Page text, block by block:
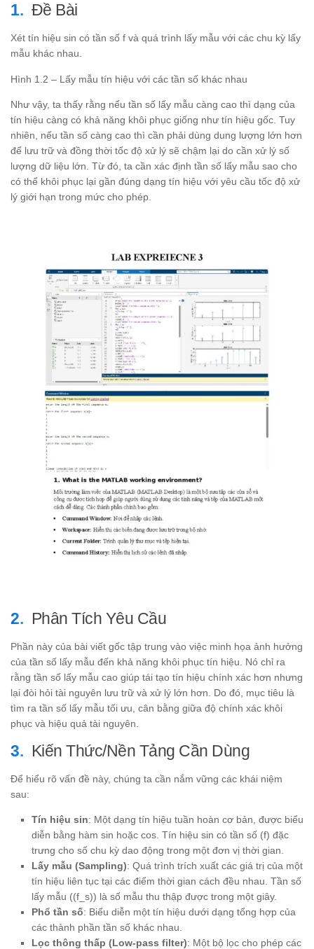
Đề Bài
Xét tín hiệu sin có tần số f và quá trình lấy mẫu với các chu kỳ lấy
mẫu khác nhau.
Hình 1.2 – Lấy mẫu tín hiệu với các tần số khác nhau
Như vậy, ta thấy rằng nếu tần số lấy mẫu càng cao thì dạng của
tín hiệu càng có khả năng khôi phục giống như tín hiệu gốc. Tuy
nhiên, nếu tần số càng cao thì cần phải dùng dung lượng lớn hơn
để lưu trữ và đồng thời tốc độ xử lý sẽ chậm lại do cần xử lý số
lượng dữ liệu lớn. Từ đó, ta cần xác định tần số lấy mẫu sao cho
có thể khôi phục lại gần đúng dạng tín hiệu với yêu cầu tốc độ xử
lý giới hạn trong mức cho phép.
Phân Tích Yêu Cầu
Phần này của bài viết gốc tập trung vào việc minh họa ảnh hưởng
của tần số lấy mẫu đến khả năng khôi phục tín hiệu. Nó chỉ ra
rằng tần số lấy mẫu cao giúp tái tạo tín hiệu chính xác hơn nhưng
lại đòi hỏi tài nguyên lưu trữ và xử lý lớn hơn. Do đó, mục tiêu là
tìm ra tần số lấy mẫu tối ưu, cân bằng giữa độ chính xác khôi
phục và hiệu quả tài nguyên.
Kiến Thức/Nền Tảng Cần Dùng
Để hiểu rõ vấn đề này, chúng ta cần nắm vững các khái niệm
sau:
Tín hiệu sin: Một dạng tín hiệu tuần hoàn cơ bản, được biểu
diễn bằng hàm sin hoặc cos. Tín hiệu sin có tần số (f) đặc
trưng cho số chu kỳ dao động trong một đơn vị thời gian.
Lấy mẫu (Sampling): Quá trình trích xuất các giá trị của một
tín hiệu liên tục tại các điểm thời gian cách đều nhau. Tần số
lấy mẫu ((f_s)) là số mẫu thu thập được trong một giây.
Phổ tần số: Biểu diễn một tín hiệu dưới dạng tổng hợp của
các thành phần tần số khác nhau.
Lọc thông thấp (Low-pass filter): Một bộ lọc cho phép các